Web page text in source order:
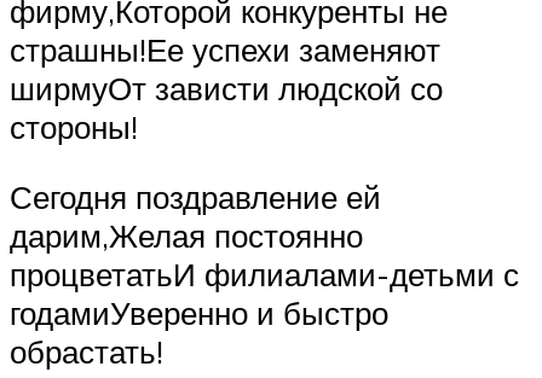
фирму,Которой конкуренты не
страшны!Ее успехи заменяют
ширмуОт зависти людской со
стороны!
Сегодня поздравление ей
дарим,Желая постоянно
процветатьИ филиалами-детьми с
годамиУверенно и быстро
обрастать!